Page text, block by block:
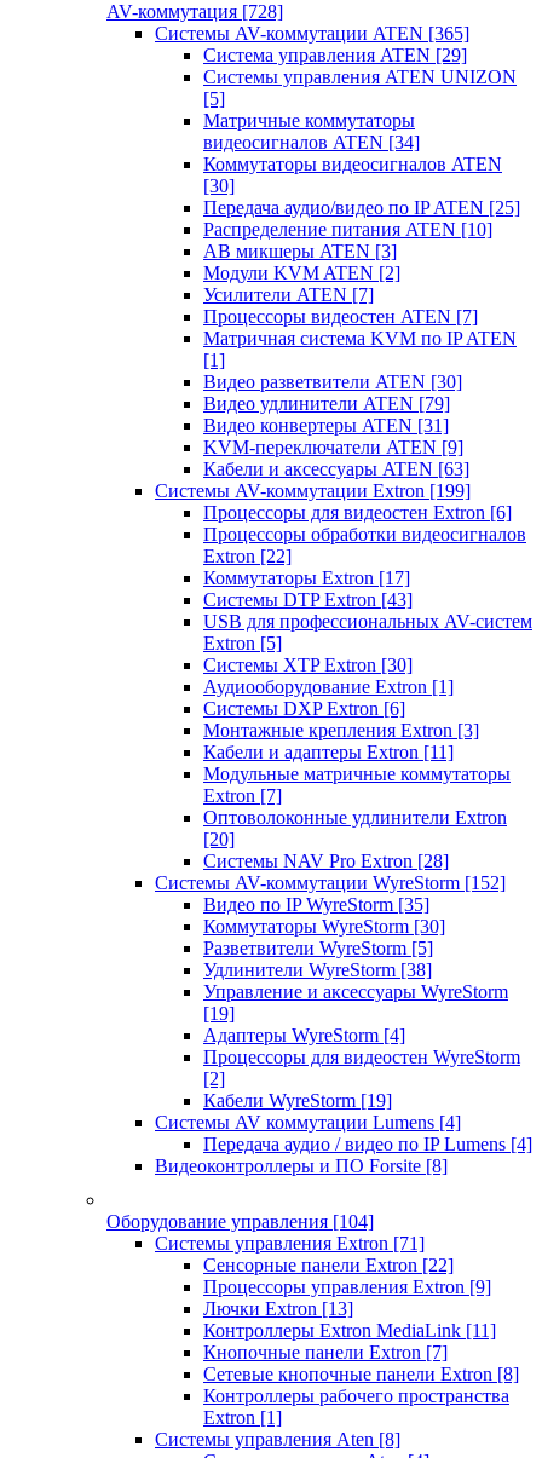
AV-коммутация [728]
Системы AV-коммутации ATEN [365]
Система управления ATEN [29]
Системы управления ATEN UNIZON
[5]
Матричные коммутаторы
видеосигналов ATEN [34]
Коммутаторы видеосигналов ATEN
[30]
Передача аудио/видео по IP ATEN [25]
Распределение питания ATEN [10]
АВ микшеры ATEN [3]
Модули KVM ATEN [2]
Усилители ATEN [7]
Процессоры видеостен ATEN [7]
Матричная система KVM по IP ATEN
[1]
Видео разветвители ATEN [30]
Видео удлинители ATEN [79]
Видео конвертеры ATEN [31]
KVM-переключатели ATEN [9]
Кабели и аксессуары ATEN [63]
Системы AV-коммутации Extron [199]
Процессоры для видеостен Extron [6]
Процессоры обработки видеосигналов
Extron [22]
Коммутаторы Extron [17]
Системы DTP Extron [43]
USB для профессиональных AV-систем
Extron [5]
Системы XTP Extron [30]
Аудиооборудование Extron [1]
Системы DXP Extron [6]
Монтажные крепления Extron [3]
Кабели и адаптеры Extron [11]
Модульные матричные коммутаторы
Extron [7]
Оптоволоконные удлинители Extron
[20]
Системы NAV Pro Extron [28]
Системы AV-коммутации WyreStorm [152]
Видео по IP WyreStorm [35]
Коммутаторы WyreStorm [30]
Разветвители WyreStorm [5]
Удлинители WyreStorm [38]
Управление и аксессуары WyreStorm
[19]
Адаптеры WyreStorm [4]
Процессоры для видеостен WyreStorm
[2]
Кабели WyreStorm [19]
Системы AV коммутации Lumens [4]
Передача аудио / видео по IP Lumens [4]
Видеоконтроллеры и ПО Forsite [8]
Оборудование управления [104]
Системы управления Extron [71]
Сенсорные панели Extron [22]
Процессоры управления Extron [9]
Лючки Extron [13]
Контроллеры Extron MediaLink [11]
Кнопочные панели Extron [7]
Сетевые кнопочные панели Extron [8]
Контроллеры рабочего пространства
Extron [1]
Системы управления Aten [8]